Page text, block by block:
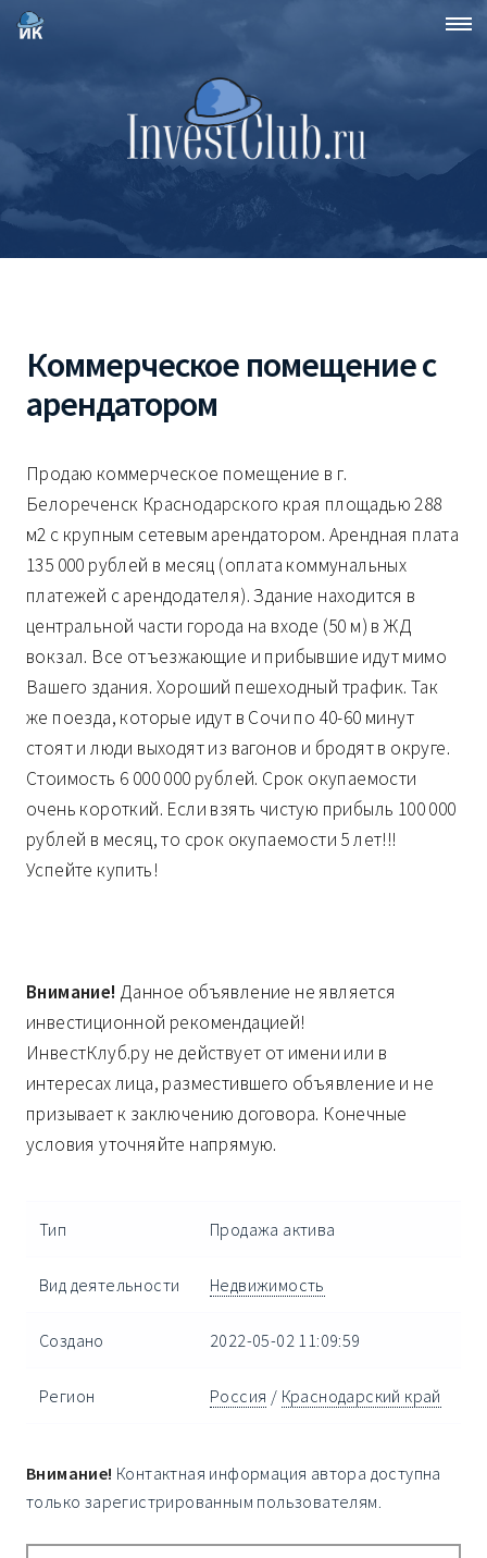
Коммерческое помещение с
арендатором
Продаю коммерческое помещение в г.
Белореченск Краснодарского края площадью 288
м2 с крупным сетевым арендатором. Арендная плата
135 000 рублей в месяц (оплата коммунальных
платежей с арендодателя). Здание находится в
центральной части города на входе (50 м) в ЖД
вокзал. Все отъезжающие и прибывшие идут мимо
Вашего здания. Хороший пешеходный трафик. Так
же поезда, которые идут в Сочи по 40-60 минут
стоят и люди выходят из вагонов и бродят в округе.
Стоимость 6 000 000 рублей. Срок окупаемости
очень короткий. Если взять чистую прибыль 100 000
рублей в месяц, то срок окупаемости 5 лет!!!
Успейте купить!
Внимание! Данное объявление не является
инвестиционной рекомендацией!
ИнвестКлуб.ру не действует от имени или в
интересах лица, разместившего объявление и не
призывает к заключению договора. Конечные
условия уточняйте напрямую.
Тип Продажа актива
Вид деятельности Недвижимость
Создано 2022-05-02 11:09:59
Регион Россия / Краснодарский край
Внимание! Контактная информация автора доступна
только зарегистрированным пользователям.